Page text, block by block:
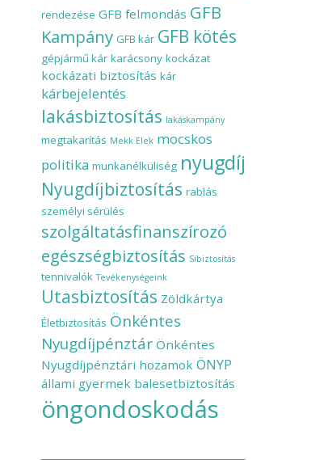
rendezése GFB felmondás GFB
Kampány GFB kár GFB kötés
gépjármű kár karácsony kockázat
kockázati biztosítás kár
kárbejelentés
lakásbiztosítás lakáskampány
megtakarítás Mekk Elek mocskos
politika munkanélküliség nyugdíj
Nyugdíjbiztosítás rablás
személyi sérülés
szolgáltatásfinanszírozó
egészségbiztosítás Síbiztosítás
tennivalók Tevékenységeink
Utasbiztosítás Zöldkártya
Életbiztosítás Önkéntes
Nyugdíjpénztár Önkéntes
Nyugdíjpénztári hozamok ÖNYP
állami gyermek balesetbiztosítás
öngondoskodás